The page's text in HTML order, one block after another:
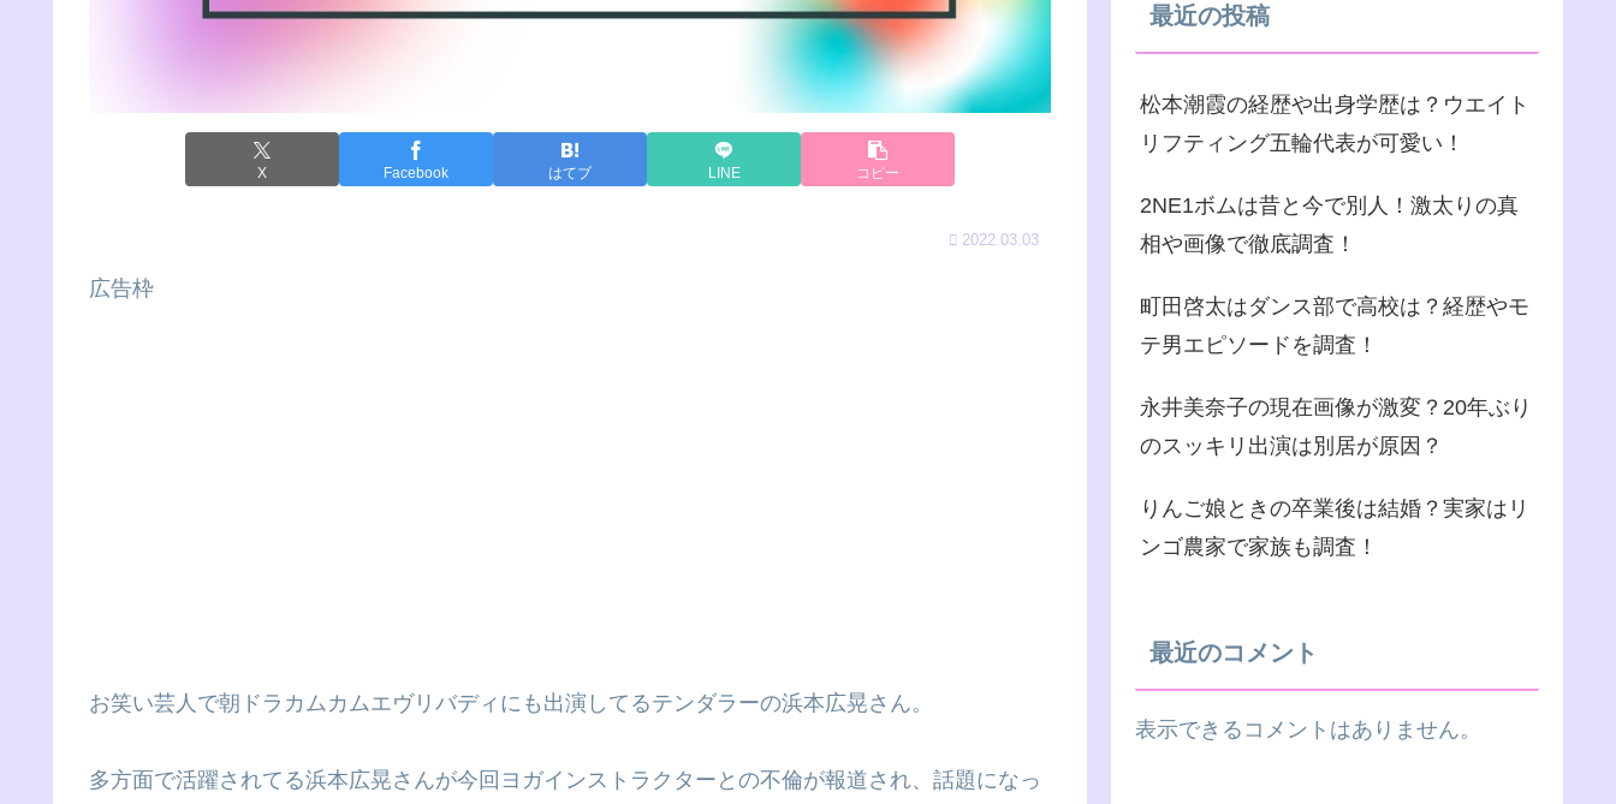
X Facebook はてブ LINE コピー
2022.03.03
広告枠
お笑い芸人で朝ドラカムカムエヴリバディにも出演してるテンダラーの浜本広晃さん。
多方面で活躍されてる浜本広晃さんが今回ヨガインストラクターとの不倫が報道され、話題になっ
最近の投稿
松本潮霞の経歴や出身学歴は？ウエイト
リフティング五輪代表が可愛い！
2NE1ボムは昔と今で別人！激太りの真
相や画像で徹底調査！
町田啓太はダンス部で高校は？経歴やモ
テ男エピソードを調査！
永井美奈子の現在画像が激変？20年ぶり
のスッキリ出演は別居が原因？
りんご娘ときの卒業後は結婚？実家はリ
ンゴ農家で家族も調査！
最近のコメント
表示できるコメントはありません。